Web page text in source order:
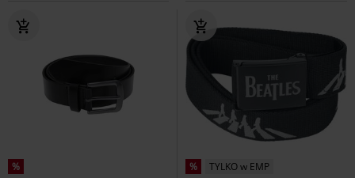
% % TYLKO w EMP